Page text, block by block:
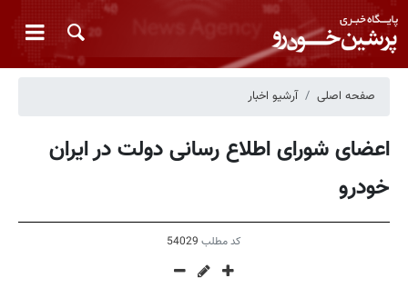
صفحه اصلی آرشیو اخبار
اعضای شورای اطلاع رسانی دولت در ایران
خودرو
کد مطلب 54029